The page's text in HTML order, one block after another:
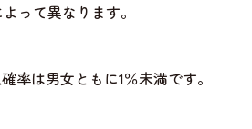
って異なります。
率は男女ともに1％未満です。